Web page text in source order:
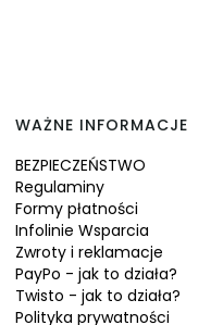
WAŻNE INFORMACJE
BEZPIECZEŃSTWO
Regulaminy
Formy płatności
Infolinie Wsparcia
Zwroty i reklamacje
PayPo - jak to działa?
Twisto - jak to działa?
Polityka prywatności